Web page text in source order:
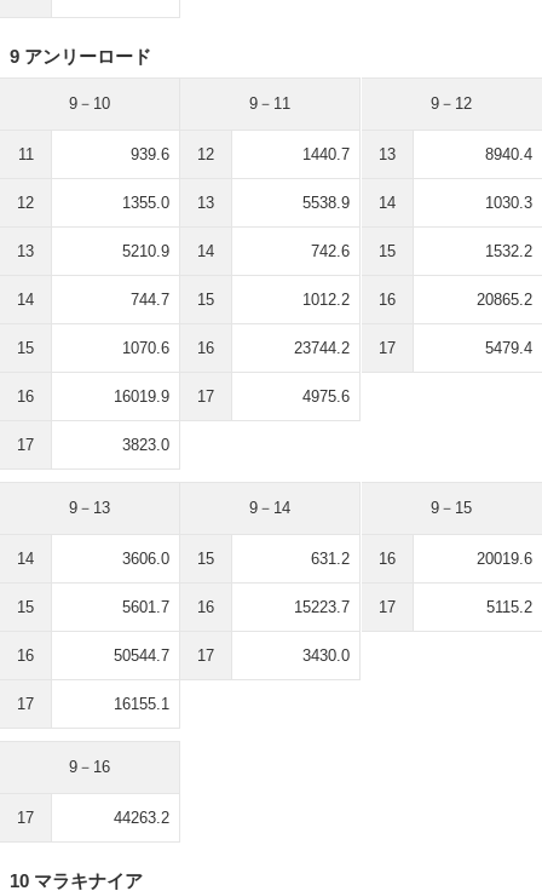
9 アンリーロード
9－10
11 939.6
12 1355.0
13 5210.9
14 744.7
15 1070.6
16 16019.9
17 3823.0
9－11
12 1440.7
13 5538.9
14 742.6
15 1012.2
16 23744.2
17 4975.6
9－12
13 8940.4
14 1030.3
15 1532.2
16 20865.2
17 5479.4
9－13
14 3606.0
15 5601.7
16 50544.7
17 16155.1
9－14
15 631.2
16 15223.7
17 3430.0
9－15
16 20019.6
17 5115.2
9－16
17 44263.2
10 マラキナイア